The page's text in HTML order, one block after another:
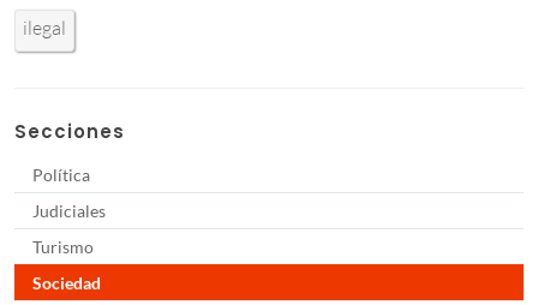
ilegal
Secciones
Política
Judiciales
Turismo
Sociedad